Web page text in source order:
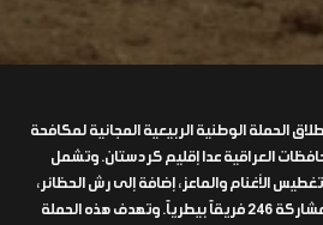
الحملة الوطنية الربيعية المجانية لمكافحة
العراقية عدا إقليم كردستان. وتشمل
الأغنام والماعز، إضافة إلى رش الحظائر،
باستخدام مادة الدلتا مثرين، بمشاركة 246 فريقاً بيطرياً. وتهدف هذه الحملة